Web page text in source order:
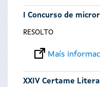
I Concurso de
RESOLTO
Maís
XXIV Certame